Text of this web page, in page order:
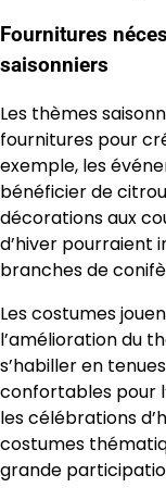
Fournitures
saisonniers
Les thèmes
fournitures pour
exemple, les
bénéficier de
décorations aux
d’hiver pourraient
branches de
Les costumes
l’amélioration du
s’habiller en
confortables pour
les célébrations
costumes
grande